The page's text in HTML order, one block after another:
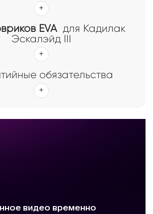
EVAдля Кадилак
Эскалэйд III
обязательства